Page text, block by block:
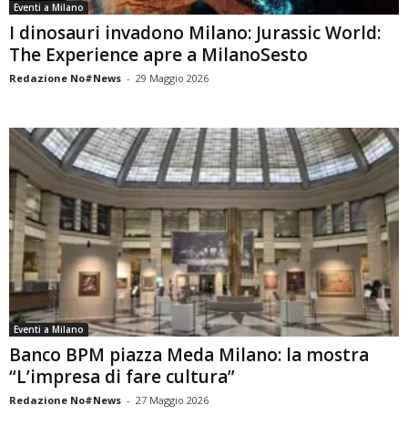
Eventi a Milano
I dinosauri invadono Milano: Jurassic World:
The Experience apre a MilanoSesto
Redazione No#News - 29 Maggio 2026
Eventi a Milano
Banco BPM piazza Meda Milano: la mostra
“L’impresa di fare cultura”
Redazione No#News - 27 Maggio 2026